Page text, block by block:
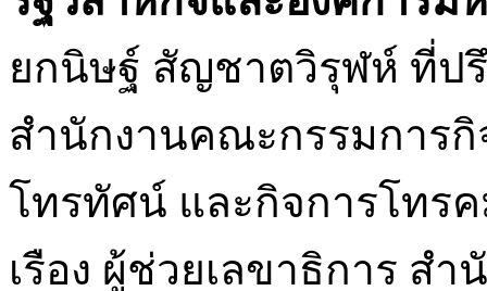
ยกนิษฐ์ สัญชาตวิรุฬห์ ที่ป
สำนักงานคณะกรรมการกิ
โทรทัศน์ และกิจการโทร
เรือง ผู้ช่วยเลขาธิการ ส